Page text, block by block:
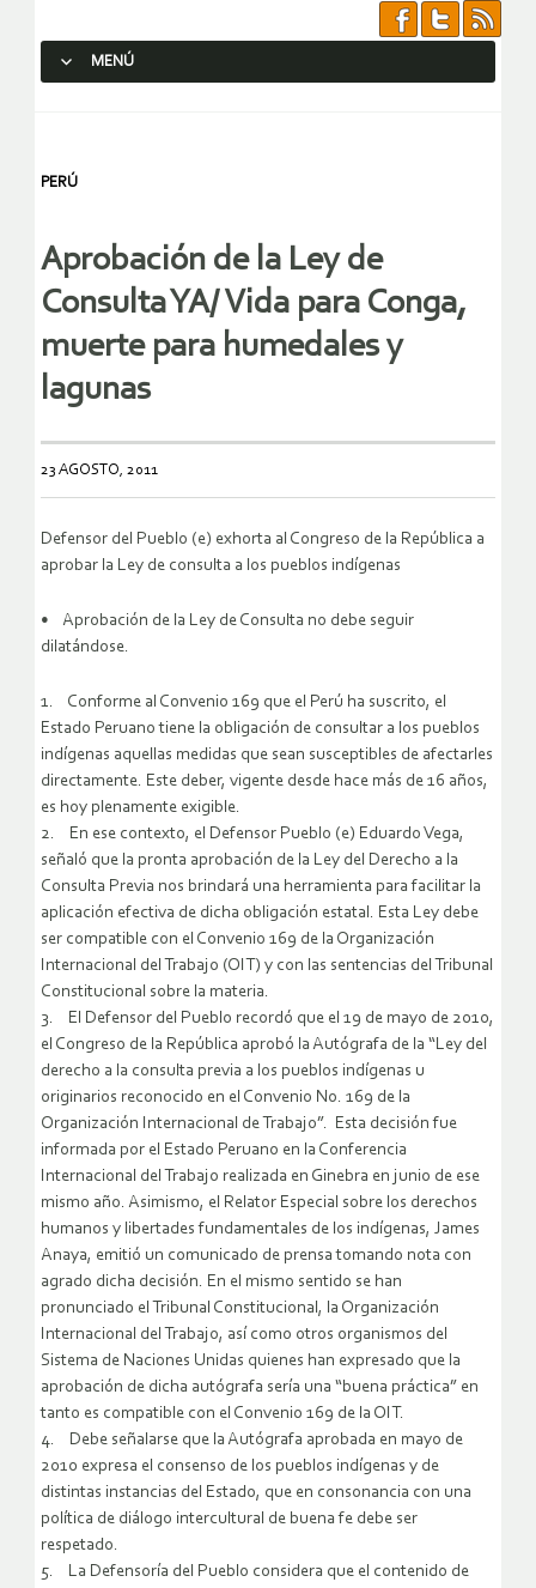
MENÚ
PERÚ
Aprobación de la Ley de
Consulta YA/ Vida para Conga,
muerte para humedales y
lagunas
23 AGOSTO, 2011
Defensor del Pueblo (e) exhorta al Congreso de la República a
aprobar la Ley de consulta a los pueblos indígenas
• Aprobación de la Ley de Consulta no debe seguir
dilatándose.
1. Conforme al Convenio 169 que el Perú ha suscrito, el
Estado Peruano tiene la obligación de consultar a los pueblos
indígenas aquellas medidas que sean susceptibles de afectarles
directamente. Este deber, vigente desde hace más de 16 años,
es hoy plenamente exigible.
2. En ese contexto, el Defensor Pueblo (e) Eduardo Vega,
señaló que la pronta aprobación de la Ley del Derecho a la
Consulta Previa nos brindará una herramienta para facilitar la
aplicación efectiva de dicha obligación estatal. Esta Ley debe
ser compatible con el Convenio 169 de la Organización
Internacional del Trabajo (OIT) y con las sentencias del Tribunal
Constitucional sobre la materia.
3. El Defensor del Pueblo recordó que el 19 de mayo de 2010,
el Congreso de la República aprobó la Autógrafa de la “Ley del
derecho a la consulta previa a los pueblos indígenas u
originarios reconocido en el Convenio No. 169 de la
Organización Internacional de Trabajo”. Esta decisión fue
informada por el Estado Peruano en la Conferencia
Internacional del Trabajo realizada en Ginebra en junio de ese
mismo año. Asimismo, el Relator Especial sobre los derechos
humanos y libertades fundamentales de los indígenas, James
Anaya, emitió un comunicado de prensa tomando nota con
agrado dicha decisión. En el mismo sentido se han
pronunciado el Tribunal Constitucional, la Organización
Internacional del Trabajo, así como otros organismos del
Sistema de Naciones Unidas quienes han expresado que la
aprobación de dicha autógrafa sería una “buena práctica” en
tanto es compatible con el Convenio 169 de la OIT.
4. Debe señalarse que la Autógrafa aprobada en mayo de
2010 expresa el consenso de los pueblos indígenas y de
distintas instancias del Estado, que en consonancia con una
política de diálogo intercultural de buena fe debe ser
respetado.
5. La Defensoría del Pueblo considera que el contenido de